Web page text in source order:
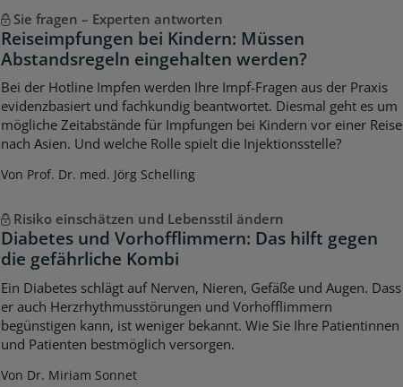
Sie fragen – Experten antworten
Reiseimpfungen bei Kindern: Müssen
Abstandsregeln eingehalten werden?
Bei der Hotline Impfen werden Ihre Impf-Fragen aus der Praxis
evidenzbasiert und fachkundig beantwortet. Diesmal geht es um
mögliche Zeitabstände für Impfungen bei Kindern vor einer Reise
nach Asien. Und welche Rolle spielt die Injektionsstelle?
Von Prof. Dr. med. Jörg Schelling
Risiko einschätzen und Lebensstil ändern
Diabetes und Vorhofflimmern: Das hilft gegen
die gefährliche Kombi
Ein Diabetes schlägt auf Nerven, Nieren, Gefäße und Augen. Dass
er auch Herzrhythmusstörungen und Vorhofflimmern
begünstigen kann, ist weniger bekannt. Wie Sie Ihre Patientinnen
und Patienten bestmöglich versorgen.
Von Dr. Miriam Sonnet